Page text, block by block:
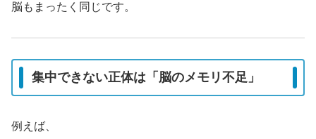
脳もまったく同じです。
集中できない正体は「脳のメモリ不足」
例えば、